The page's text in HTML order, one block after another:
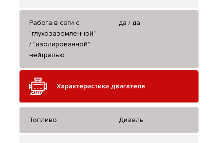
Работа в сети с
"глухозаземленной"
/ "изолированной"
нейтралью
да / да
Характеристики двигателя
Топливо Дизель